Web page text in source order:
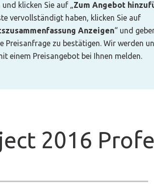
und klicken Sie auf „Zum Angebot
vervollständigt haben, klicken Sie auf
Anzeigen“ und
Preisanfrage zu bestätigen. Wir werden
einem Preisangebot bei Ihnen melden.
2016